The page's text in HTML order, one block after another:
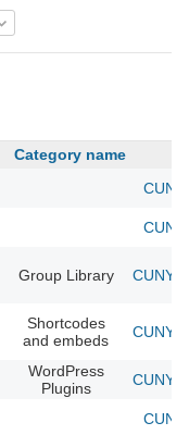
Category name
Group Library CUNY
Shortcodes
and embeds
CUNY
WordPress
Plugins
CUNY